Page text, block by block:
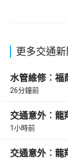
更多交通新
水管維修︰福
26分鐘前
交通意外︰龍
1小時前
交通意外︰龍